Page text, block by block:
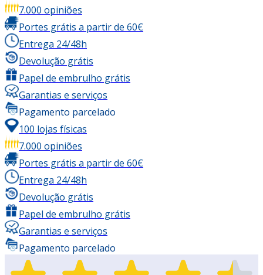
7.000 opiniões
Portes grátis a partir de 60€
Entrega 24/48h
Devolução grátis
Papel de embrulho grátis
Garantias e serviços
Pagamento parcelado
100 lojas físicas
7.000 opiniões
Portes grátis a partir de 60€
Entrega 24/48h
Devolução grátis
Papel de embrulho grátis
Garantias e serviços
Pagamento parcelado